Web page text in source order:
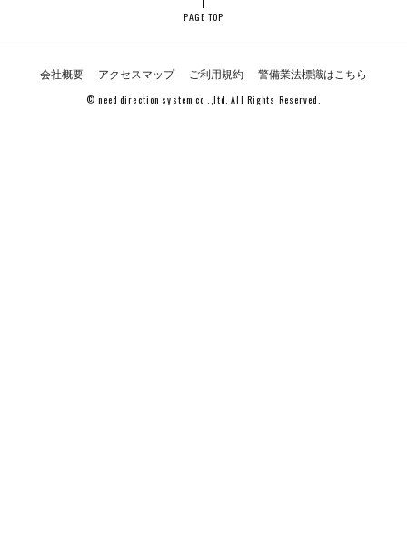
新規メンバー応募 メンバーログイン
PAGE TOP
会社概要 アクセスマップ ご利用規約
警備業法標識はこちら
© need direction system co .,ltd. All Rights Reserved.